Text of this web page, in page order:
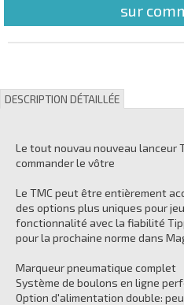
sur
DESCRIPTION DÉTAILLÉE
Le tout nouvau nouveau lanceur
commander le vôtre
Le TMC peut être entièrement
des options plus uniques pour
fonctionnalité avec la fiabilité
pour la prochaine norme dans
Marqueur pneumatique complet
Système de boulons en ligne
Option d'alimentation double: